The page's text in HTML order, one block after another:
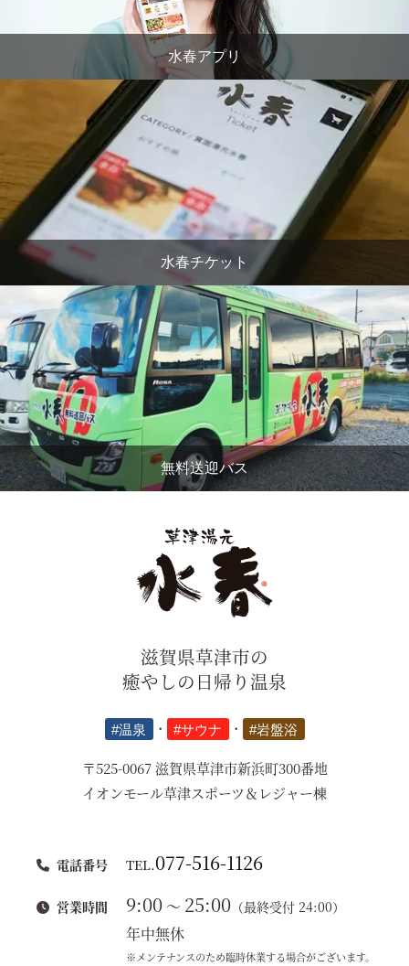
水春アプリ
水春チケット
無料送迎バス
滋賀県草津市の
癒やしの日帰り温泉
#温泉 ・ #サウナ ・ #岩盤浴
〒525-0067 滋賀県草津市新浜町300番地
イオンモール草津スポーツ＆レジャー棟
電話番号 TEL.077-516-1126
営業時間 9:00 ～ 25:00 （最終受付 24:00）
年中無休
※メンテナンスのため臨時休業する場合がございます。